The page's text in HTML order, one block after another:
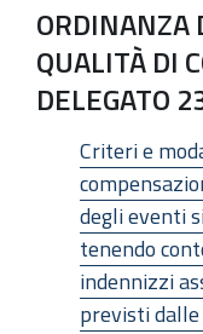
ORDINANZA
QUALITÀ DI
DELEGATO
Criteri e
degli eventi
tenendo
indennizzi
previsti dalle